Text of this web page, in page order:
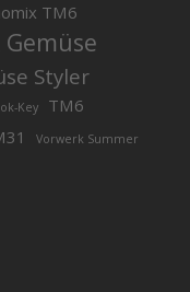
TM6
Styler
Key
TM6
Vorwerk Summer